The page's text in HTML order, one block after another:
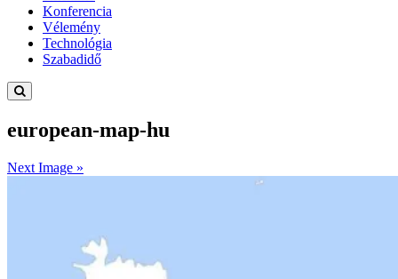
Konferencia
Vélemény
Technológia
Szabadidő
european-map-hu
Next Image »